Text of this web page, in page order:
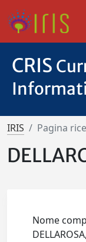
CRIS
IRIS Pagina
Nome